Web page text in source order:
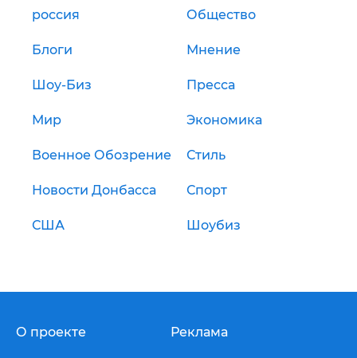
россия Общество
Блоги Мнение
Шоу-Биз Пресса
Мир Экономика
Военное Обозрение Стиль
Новости Донбасса Спорт
США Шоубиз
О проекте Реклама